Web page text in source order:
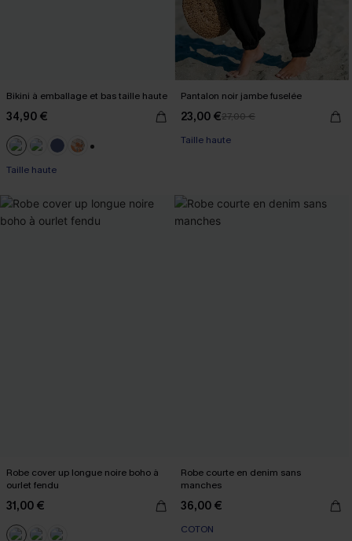
Bikini à emballage et bas taille haute
34,90 €
Taille haute
Pantalon noir jambe fuselée
23,00 €27,00 €
Taille haute
Robe cover up longue noire boho à
ourlet fendu
31,00 €
Robe courte en denim sans
manches
36,00 €
COTON